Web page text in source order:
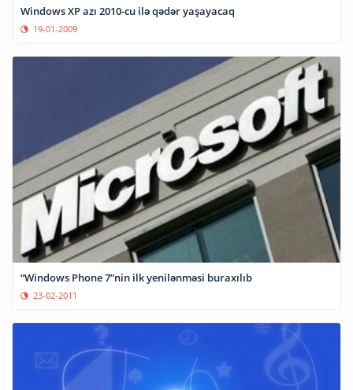
Windows XP azı 2010-cu ilə qədər yaşayacaq
19-01-2009
“Windows Phone 7”nin ilk yenilənməsi buraxılıb
23-02-2011